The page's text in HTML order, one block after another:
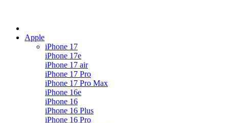
Apple
iPhone 17
iPhone 17e
iPhone 17 air
iPhone 17 Pro
iPhone 17 Pro Max
iPhone 16e
iPhone 16
iPhone 16 Plus
iPhone 16 Pro